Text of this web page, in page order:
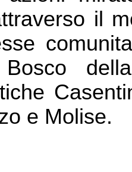
il
Bosco
e Molise.